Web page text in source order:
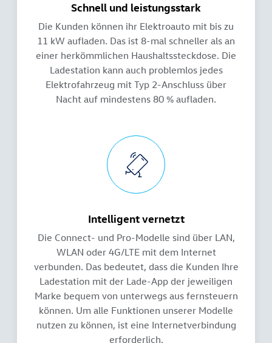
Schnell und leistungsstark
Die Kunden können ihr Elektroauto mit bis zu
11 kW aufladen. Das ist 8-mal schneller als an
einer herkömmlichen Haushaltssteckdose. Die
Ladestation kann auch problemlos jedes
Elektrofahrzeug mit Typ 2-Anschluss über
Nacht auf mindestens 80 % aufladen.
Intelligent vernetzt
Die Connect- und Pro-Modelle sind über LAN,
WLAN oder 4G/LTE mit dem Internet
verbunden. Das bedeutet, dass die Kunden Ihre
Ladestation mit der Lade-App der jeweiligen
Marke bequem von unterwegs aus fernsteuern
können. Um alle Funktionen unserer Modelle
nutzen zu können, ist eine Internetverbindung
erforderlich.